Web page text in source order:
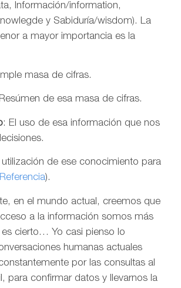
Información/information,
y Sabiduría/wisdom). La
a mayor importancia es la
masa de cifras.
de esa masa de cifras.
: El uso de esa información que nos
de ese conocimiento para
Referencia).
en el mundo actual, creemos que
a la información somos más
cierto… Yo casi pienso lo
humanas actuales
por las consultas al
para confirmar datos y llevarnos la